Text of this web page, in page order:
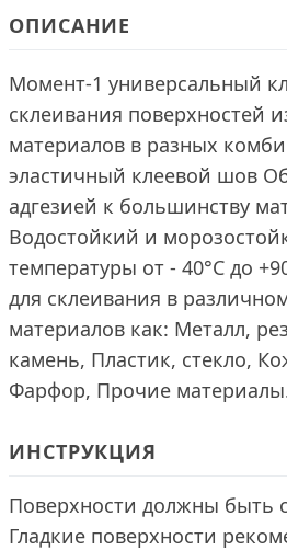
ОПИСАНИЕ
Момент-1 универсальный
склеивания поверхностей
материалов в разных
эластичный клеевой шов
адгезией к большинству
Водостойкий и
температуры от - 40°C до
для склеивания в
материалов как: Металл,
камень, Пластик, стекло,
Фарфор, Прочие
ИНСТРУКЦИЯ
Поверхности должны быть
Гладкие поверхности